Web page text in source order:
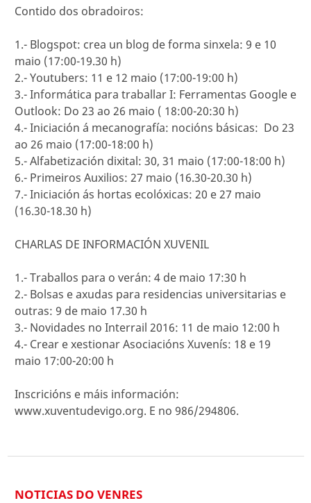
Contido dos obradoiros:
1.- Blogspot: crea un blog de forma sinxela: 9 e 10
maio (17:00-19.30 h)
2.- Youtubers: 11 e 12 maio (17:00-19:00 h)
3.- Informática para traballar I: Ferramentas Google e
Outlook: Do 23 ao 26 maio ( 18:00-20:30 h)
4.- Iniciación á mecanografía: nocións básicas: Do 23
ao 26 maio (17:00-18:00 h)
5.- Alfabetización dixital: 30, 31 maio (17:00-18:00 h)
6.- Primeiros Auxilios: 27 maio (16.30-20.30 h)
7.- Iniciación ás hortas ecolóxicas: 20 e 27 maio
(16.30-18.30 h)
CHARLAS DE INFORMACIÓN XUVENIL
1.- Traballos para o verán: 4 de maio 17:30 h
2.- Bolsas e axudas para residencias universitarias e
outras: 9 de maio 17.30 h
3.- Novidades no Interrail 2016: 11 de maio 12:00 h
4.- Crear e xestionar Asociacións Xuvenís: 18 e 19
maio 17:00-20:00 h
Inscricións e máis información:
www.xuventudevigo.org. E no 986/294806.
NOTICIAS DO VENRES